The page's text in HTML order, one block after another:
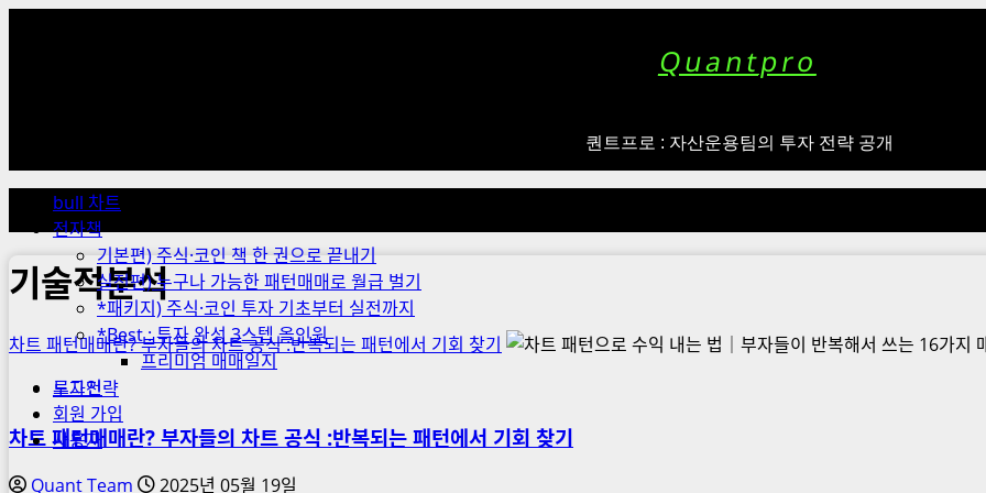
Quantpro
퀀트프로 : 자산운용팀의 투자 전략 공개
Menu
bull 차트
전자책
기본편) 주식·코인 책 한 권으로 끝내기
실전편) 누구나 가능한 패턴매매로 월급 벌기
*패키지) 주식·코인 투자 기초부터 실전까지
*Best : 투자 완성 3스텝 올인원
프리미엄 매매일지
로그인
회원 가입
사용자
기술적분석
차트 패턴매매란? 부자들의 차트 공식 :반복되는 패턴에서 기회 찾기
투자전략
차트 패턴매매란? 부자들의 차트 공식 :반복되는 패턴에서 기회 찾기
Quant Team 2025년 05월 19일